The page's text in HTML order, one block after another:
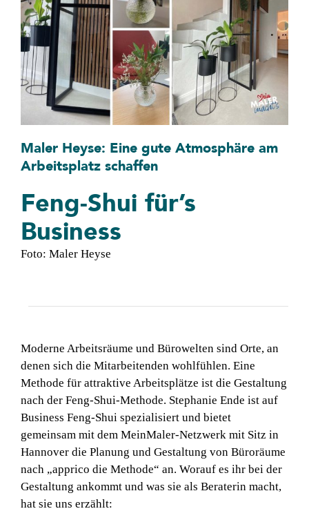
Über BWI
Kontakt
nach:
Maler Heyse: Eine gute Atmosphäre am
Arbeitsplatz schaffen
Feng-Shui für’s
Business
Foto: Maler Heyse
Moderne Arbeitsräume und Bürowelten sind Orte, an
denen sich die Mitarbeitenden wohlfühlen. Eine
Methode für attraktive Arbeitsplätze ist die Gestaltung
nach der Feng-Shui-Methode. Stephanie Ende ist auf
Business Feng-Shui spezialisiert und bietet
gemeinsam mit dem MeinMaler-Netzwerk mit Sitz in
Hannover die Planung und Gestaltung von Büroräume
nach „apprico die Methode“ an. Worauf es ihr bei der
Gestaltung ankommt und was sie als Beraterin macht,
hat sie uns erzählt: